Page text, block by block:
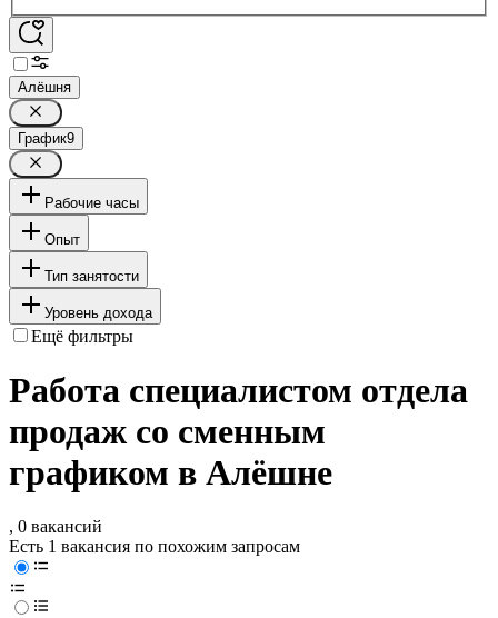
Алёшня
График9
Рабочие часы
Опыт
Тип занятости
Уровень дохода
Ещё фильтры
Работа специалистом отдела
продаж со сменным
графиком в Алёшне
, 0 вакансий
Есть 1 вакансия по похожим запросам